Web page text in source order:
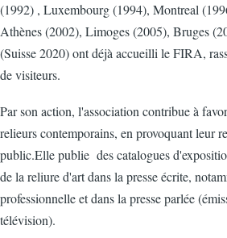
(1992) , Luxembourg (1994), Montreal
Athènes (2002), Limoges (2005), Bruges
(Suisse 2020) ont déjà accueilli le FIRA,
de visiteurs.
Par son action, l'association contribue à
relieurs contemporains, en provoquant leur
public.Elle publie des catalogues
de la reliure d'art dans la presse écrite,
professionnelle et dans la presse parlée
télévision).